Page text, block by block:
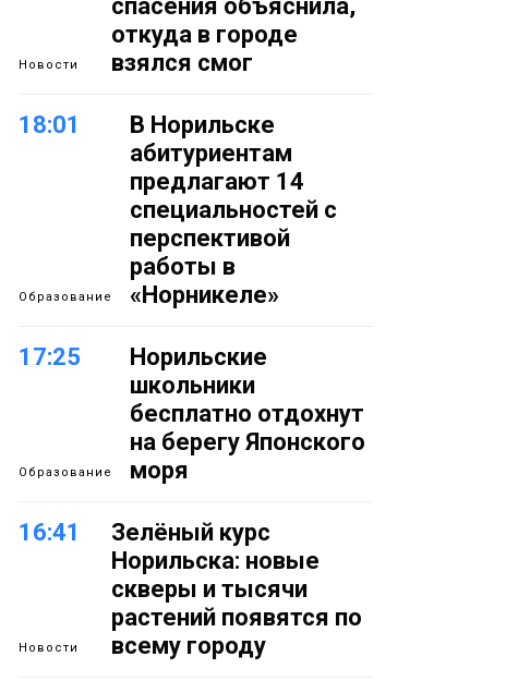
Новости
спасения объяснила,
откуда в городе
взялся смог
18:01
Образование
В Норильске
абитуриентам
предлагают 14
специальностей с
перспективой
работы в
«Норникеле»
17:25
Образование
Норильские
школьники
бесплатно отдохнут
на берегу Японского
моря
16:41
Новости
Зелёный курс
Норильска: новые
скверы и тысячи
растений появятся по
всему городу